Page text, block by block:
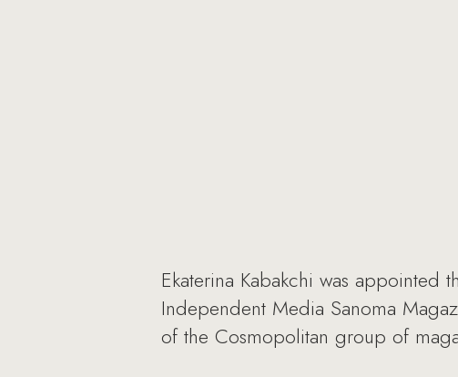
Ekaterina Kabakchi was
Independent Media Sanoma
of the Cosmopolitan group of